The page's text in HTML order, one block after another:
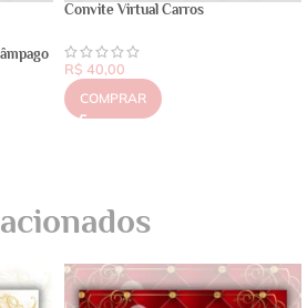
Convite Virtual Carros
R$ 40,00
COMPRAR